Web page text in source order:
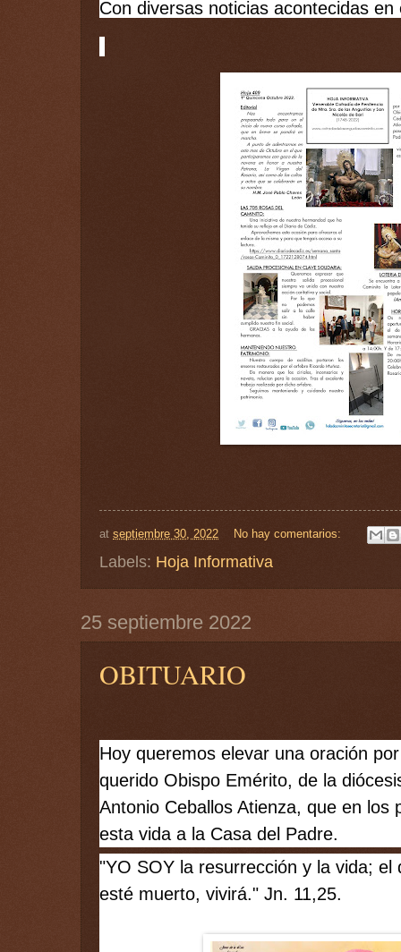
Con diversas noticias acontecidas
at septiembre 30, 2022 No hay comentarios:
Labels: Hoja Informativa
25 septiembre 2022
OBITUARIO
Hoy queremos elevar una oración
querido Obispo Emérito, de la
Antonio Ceballos Atienza, que en los
esta vida a la Casa del Padre.
"YO SOY la resurrección y la vida;
esté muerto, vivirá." Jn. 11,25.